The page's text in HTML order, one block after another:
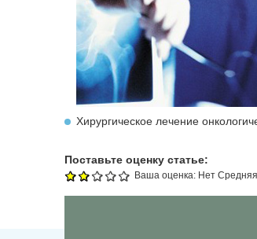
Хирургическое лечение
Поставьте оценку статье:
Ваша оценка: Нет